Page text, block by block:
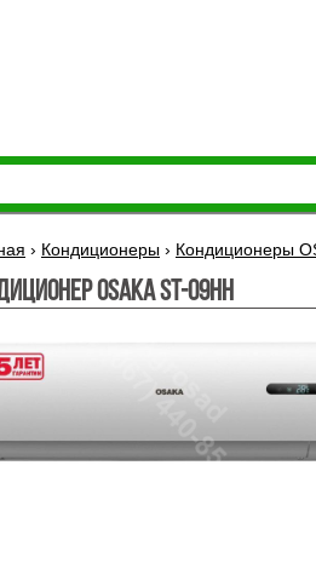
› Кондиционеры › Кондиционеры
OSAKA ST-09HН